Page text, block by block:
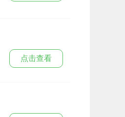
点击查看